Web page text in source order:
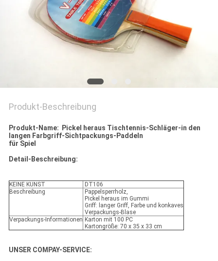
PRIVACY
POLICY
Produkt-Beschreibung
Produkt-Name: Pickel heraus Tischtennis-Schläger-in den
langen Farbgriff-Sichtpackungs-Paddeln
für Spiel
Detail-Beschreibung:
KEINE KUNST
DT106
Beschreibung
Pappelsperrholz,
Pickel heraus im Gummi
Griff: langer Griff, Farbe und konkaves
Verpackungs-Blase
Verpackungs-Informationen Karton mit 100 PC
Kartongröße: 70 x 35 x 33 cm
UNSER COMPAY-SERVICE: